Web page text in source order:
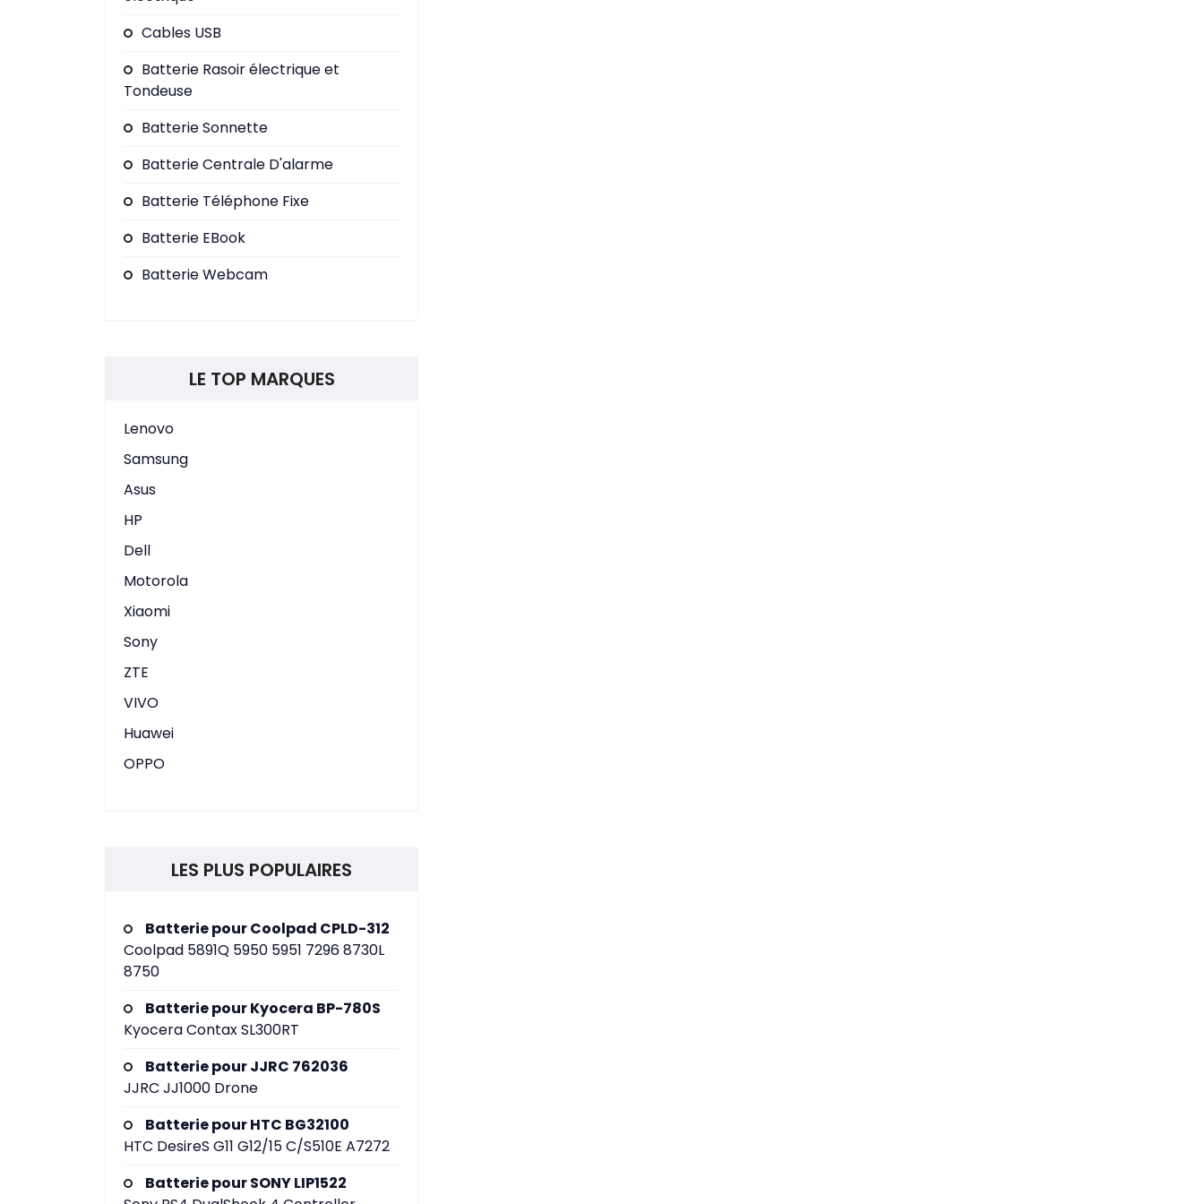
Cables USB
Batterie Rasoir électrique et
Tondeuse
Batterie Sonnette
Batterie Centrale D'alarme
Batterie Téléphone Fixe
Batterie EBook
Batterie Webcam
LE TOP MARQUES
Lenovo
Samsung
Asus
HP
Dell
Motorola
Xiaomi
Sony
ZTE
VIVO
Huawei
OPPO
LES PLUS POPULAIRES
Batterie pour Coolpad CPLD-312
Coolpad 5891Q 5950 5951 7296 8730L
8750
Batterie pour Kyocera BP-780S
Kyocera Contax SL300RT
Batterie pour JJRC 762036
JJRC JJ1000 Drone
Batterie pour HTC BG32100
HTC DesireS G11 G12/15 C/S510E A7272
Batterie pour SONY LIP1522